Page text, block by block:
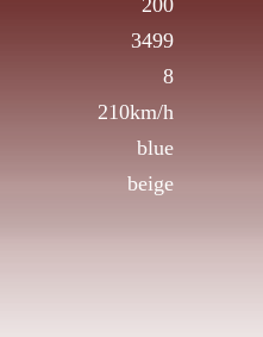
200
3499
8
210km/h
blue
beige